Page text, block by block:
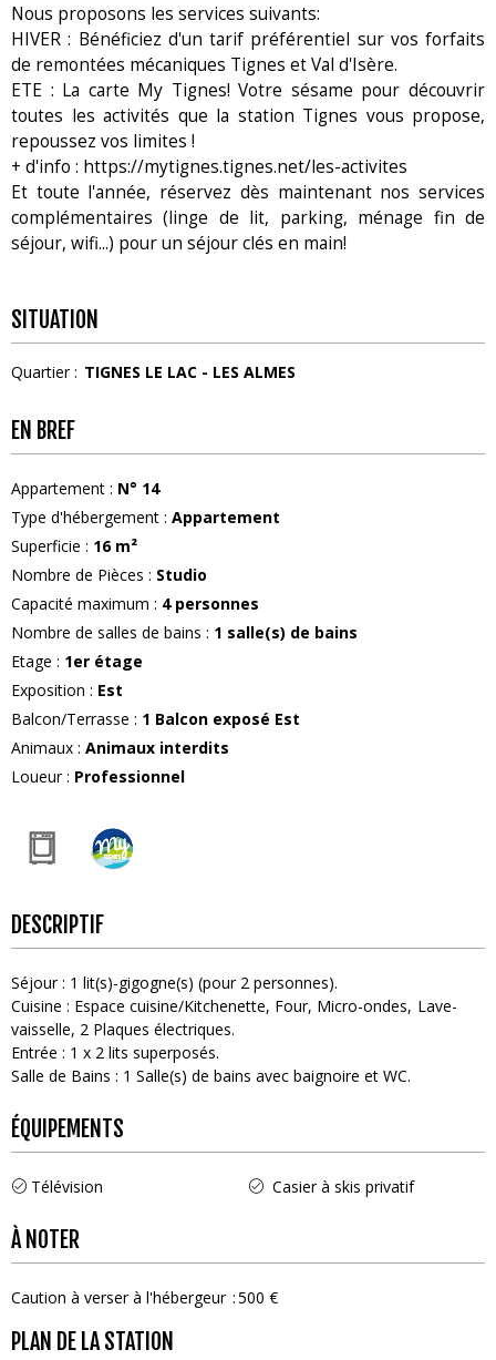
Nous proposons les services suivants:
HIVER : Bénéficiez d'un tarif préférentiel sur vos forfaits
de remontées mécaniques Tignes et Val d'Isère.
ETE : La carte My Tignes! Votre sésame pour découvrir
toutes les activités que la station Tignes vous propose,
repoussez vos limites !
+ d'info : https://mytignes.tignes.net/les-activites
Et toute l'année, réservez dès maintenant nos services
complémentaires (linge de lit, parking, ménage fin de
séjour, wifi...) pour un séjour clés en main!
SITUATION
Quartier : TIGNES LE LAC - LES ALMES
EN BREF
Appartement : N° 14
Type d'hébergement : Appartement
Superficie : 16 m²
Nombre de Pièces : Studio
Capacité maximum : 4 personnes
Nombre de salles de bains : 1 salle(s) de bains
Etage : 1er étage
Exposition : Est
Balcon/Terrasse : 1 Balcon exposé Est
Animaux : Animaux interdits
Loueur: Professionnel
DESCRIPTIF
Séjour: 1 lit(s)-gigogne(s) (pour 2 personnes)
Cuisine : Espace cuisine/Kitchenette Four Micro-ondes Lave-
vaisselle 2 Plaques électriques
Entrée : 1 x 2 lits superposés
Salle de Bains : 1 Salle(s) de bains avec baignoire et WC
ÉQUIPEMENTS
Télévision Casier à skis privatif
À NOTER
Caution à verser à l'hébergeur 500 €
PLAN DE LA STATION